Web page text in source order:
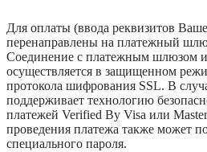
Для оплаты (ввода реквизитов
перенаправлены на платежный
Соединение с платежным шлюзом
осуществляется в защищенном
протокола шифрования SSL. В
поддерживает технологию
платежей Verified By Visa или
проведения платежа также может
специального пароля.